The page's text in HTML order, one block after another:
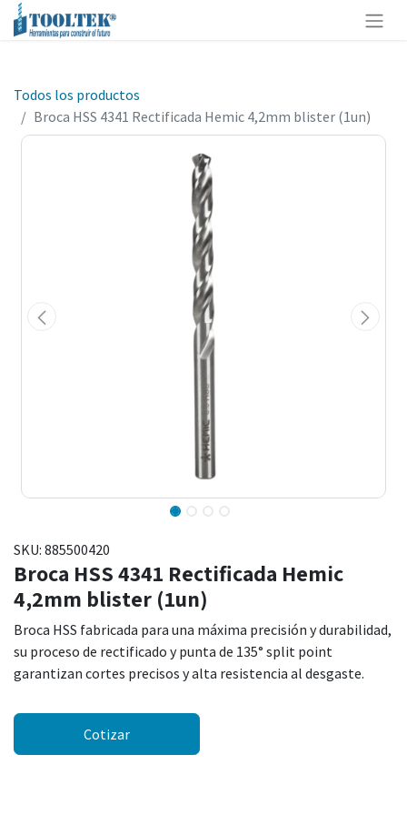
Todos los productos
Broca HSS 4341 Rectificada Hemic 4,2mm blister (1un)
SKU: 885500420
Broca HSS 4341 Rectificada Hemic
4,2mm blister (1un)
Broca HSS fabricada para una máxima precisión y durabilidad,
su proceso de rectificado y punta de 135° split point
garantizan cortes precisos y alta resistencia al desgaste.
Cotizar